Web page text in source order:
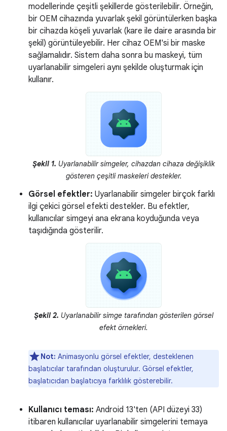
modellerinde çeşitli şekillerde gösterilebilir. Örneğin,
bir OEM cihazında yuvarlak şekil görüntülerken başka
bir cihazda köşeli yuvarlak (kare ile daire arasında bir
şekil) görüntüleyebilir. Her cihaz OEM'si bir maske
sağlamalıdır. Sistem daha sonra bu maskeyi, tüm
uyarlanabilir simgeleri aynı şekilde oluşturmak için
kullanır.
Şekil 1. Uyarlanabilir simgeler, cihazdan cihaza değişiklik
gösteren çeşitli maskeleri destekler.
Görsel efektler: Uyarlanabilir simgeler birçok farklı
ilgi çekici görsel efekti destekler. Bu efektler,
kullanıcılar simgeyi ana ekrana koyduğunda veya
taşıdığında gösterilir.
Şekil 2. Uyarlanabilir simge tarafından gösterilen görsel
efekt örnekleri.
Not: Animasyonlu görsel efektler, desteklenen
başlatıcılar tarafından oluşturulur. Görsel efektler,
başlatıcıdan başlatıcıya farklılık gösterebilir.
Kullanıcı teması: Android 13'ten (API düzeyi 33)
itibaren kullanıcılar uyarlanabilir simgelerini temaya